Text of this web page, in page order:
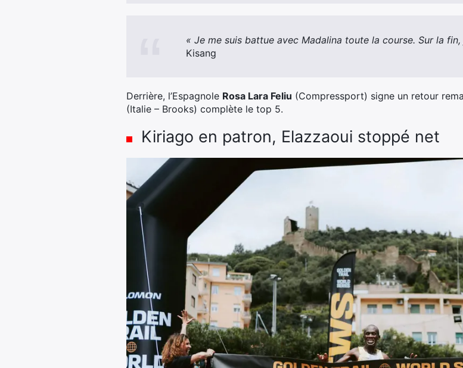
« Je me suis battue avec Madalina toute la course. Sur la fin,
Kisang
Derrière, l’Espagnole Rosa Lara Feliu (Compressport) signe un retour
(Italie – Brooks) complète le top 5.
Kiriago en patron, Elazzaoui stoppé net